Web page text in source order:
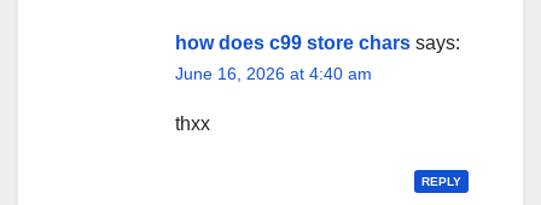
how does c99 store chars says:
June 16, 2026 at 4:40 am
thxx
REPLY